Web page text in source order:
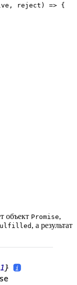
reject) => {
объект Promise,
, а результат